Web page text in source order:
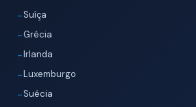
Suíça
Grécia
Irlanda
Luxemburgo
Suécia